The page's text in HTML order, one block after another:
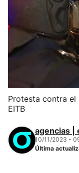
Protesta contra el
EITB
agencias |
10/11/2023 -
Última